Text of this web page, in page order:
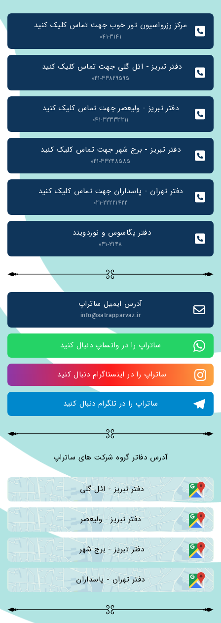
مرکز رزرواسیون تور خوب جهت تماس کلیک کنید
041-3141
دفتر تبریز - ائل گلی جهت تماس کلیک کنید
041-33829595
دفتر تبریز - ولیعصر جهت تماس کلیک کنید
041-33333311
دفتر تبریز - برج شهر جهت تماس کلیک کنید
041-33248585
دفتر تهران - پاسداران جهت تماس کلیک کنید
021-22221422
دفتر پگاسوس و نوردویند
041-3148
آدرس ایمیل ساتراپ
info@satrapparvaz.ir
ساتراپ را در واتساپ دنبال کنید
ساتراپ را در اینستاگرام دنبال کنید
ساتراپ را در تلگرام دنبال کنید
آدرس دفاتر گروه شرکت های ساتراپ
دفتر تبریز - ائل گلی
دفتر تبریز - ولیعصر
دفتر تبریز - برج شهر
دفتر تهران - پاسداران